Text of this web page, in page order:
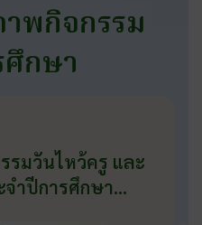
พกิจกรรม
กษา
รรมวันไหว้ครู และ
ำปีการศึกษา